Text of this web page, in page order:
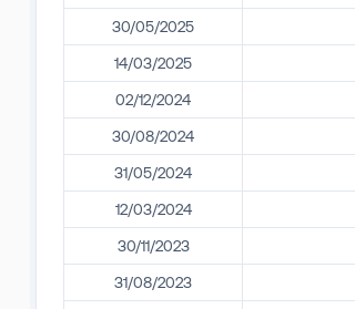
30/05/2025
14/03/2025
02/12/2024
30/08/2024
31/05/2024
12/03/2024
30/11/2023
31/08/2023